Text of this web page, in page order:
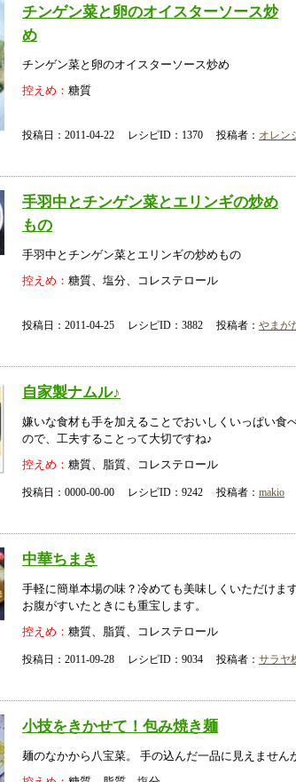
チンゲン菜と卵のオイスターソース炒
め
チンゲン菜と卵のオイスターソース炒め
控えめ： 糖質
投稿日：2011-04-22 レシピID：1370 投稿者： オレン
手羽中とチンゲン菜とエリンギの炒め
もの
手羽中とチンゲン菜とエリンギの炒めもの
控えめ： 糖質、塩分、コレステロール
投稿日：2011-04-25 レシピID：3882 投稿者： やまが
自家製ナムル♪
嫌いな食材も手を加えることでおいしくいっぱい食
ので、工夫することって大切ですね♪
控えめ： 糖質、脂質、コレステロール
投稿日：0000-00-00 レシピID：9242 投稿者： makio
中華ちまき
手軽に簡単本場の味？冷めても美味しくいただけま
お腹がすいたときにも重宝します。
控えめ： 糖質、脂質、コレステロール
投稿日：2011-09-28 レシピID：9034 投稿者： サラヤ
小技をきかせて！包み焼き麺
麺のなかから八宝菜。 手の込んだ一品に見えません